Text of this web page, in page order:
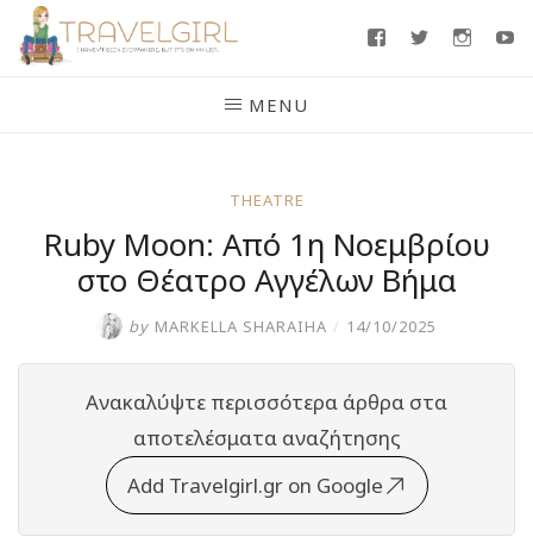
Skip
FacebookTwitter
MENU
THEATRE
Ruby Moon: Από 1η Νοεμβρίου
στο Θέατρο Αγγέλων Βήμα
by MARKELLA SHARAIHA / 14/10/2025
Ανακαλύψτε περισσότερα άρθρα στα
αποτελέσματα αναζήτησης
Add Travelgirl.gr on Google